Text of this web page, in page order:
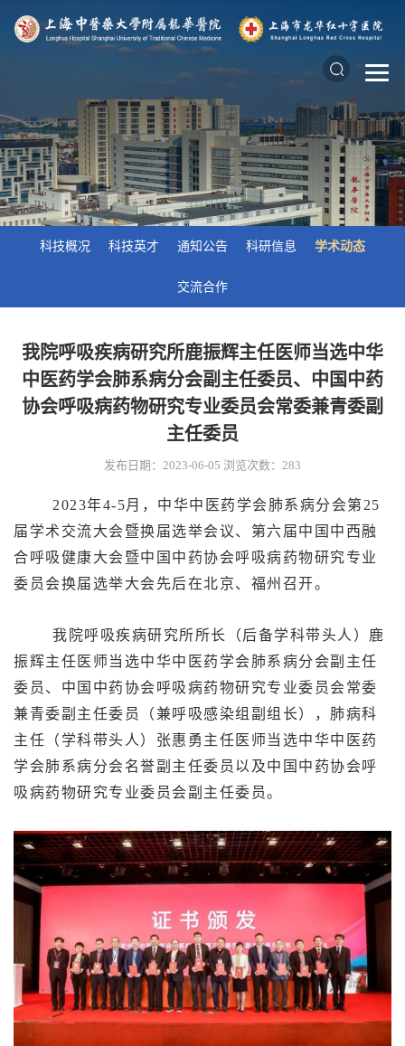
科技概况 科技英才 通知公告 科研信息 学术动态
交流合作
我院呼吸疾病研究所鹿振辉主任医师当选中华
中医药学会肺系病分会副主任委员、中国中药
协会呼吸病药物研究专业委员会常委兼青委副
主任委员
发布日期：2023-06-05 浏览次数： 283
2023年4-5月，中华中医药学会肺系病分会第25
届学术交流大会暨换届选举会议、第六届中国中西融
合呼吸健康大会暨中国中药协会呼吸病药物研究专业
委员会换届选举大会先后在北京、福州召开。
我院呼吸疾病研究所所长（后备学科带头人）鹿
振辉主任医师当选中华中医药学会肺系病分会副主任
委员、中国中药协会呼吸病药物研究专业委员会常委
兼青委副主任委员（兼呼吸感染组副组长），肺病科
主任（学科带头人）张惠勇主任医师当选中华中医药
学会肺系病分会名誉副主任委员以及中国中药协会呼
吸病药物研究专业委员会副主任委员。